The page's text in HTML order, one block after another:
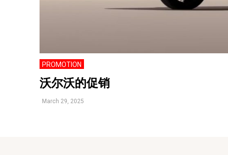
PROMOTION
沃尔沃的促销
March 29, 2025